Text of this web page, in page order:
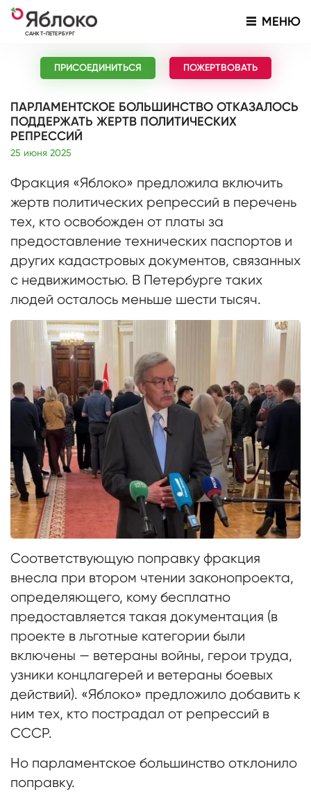
САНКТ-ПЕТЕРБУРГ
МЕНЮ
ПРИСОЕДИНИТЬСЯ ПОЖЕРТВОВАТЬ
ПАРЛАМЕНТСКОЕ БОЛЬШИНСТВО ОТКАЗАЛОСЬ
ПОДДЕРЖАТЬ ЖЕРТВ ПОЛИТИЧЕСКИХ
РЕПРЕССИЙ
25 июня 2025
Фракция «Яблоко» предложила включить
жертв политических репрессий в перечень
тех, кто освобожден от платы за
предоставление технических паспортов и
других кадастровых документов, связанных
с недвижимостью. В Петербурге таких
людей осталось меньше шести тысяч.
Соответствующую поправку фракция
внесла при втором чтении законопроекта,
определяющего, кому бесплатно
предоставляется такая документация (в
проекте в льготные категории были
включены — ветераны войны, герои труда,
узники концлагерей и ветераны боевых
действий). «Яблоко» предложило добавить к
ним тех, кто пострадал от репрессий в
СССР.
Но парламентское большинство отклонило
поправку.